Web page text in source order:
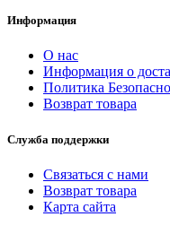
Информация
О нас
Информация о
Политика
Возврат товара
Служба поддержки
Связаться с нами
Возврат товара
Карта сайта